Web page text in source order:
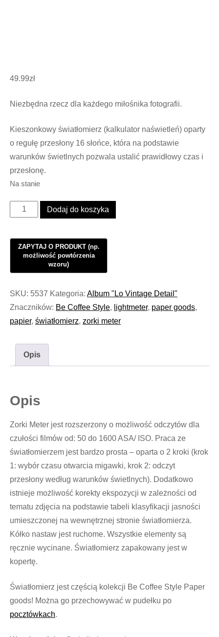
49.99zł
Niezbędna rzecz dla każdego miłośnika fotografii.
Kieszonkowy światłomierz (kalkulator naświetleń) oparty
o regułę przesłony 16 słońce, która na podstawie
warunków świetlnych pozwala ustalić prawidłowy czas i
przesłonę.
Na stanie
ilość
Światłomierz
Meter
Coffee
Style
Paper
Goods
#862
Dodaj do koszyka
SKU: 5537 Kategoria: Album "Lo Vintage Detail"
Znaczników: Be Coffee Style, lightmeter, paper goods,
papier, światłomierz, zorki meter
Opis
Opis
Zorki Meter jest rozszerzony o możliwość odczytów dla
czułości filmów od: 50 do 1600 ASA/ ISO. Praca ze
światłomierzem jest bardzo prosta – oparta o 2 kroki (krok
1: wybór czasu otwarcia migawki, krok 2: odczyt
przesłony według warunków świetlnych). Dodatkowo
istnieje możliwość korekty ekspozycji w zależności od
tematu zdjęcia na podstawie tabeli klasyfikacji jasności
umieszczonej na wewnętrznej stronie światłomierza.
Kółko nastaw jest ruchome. Wszystkie elementy są
ręcznie wycinane. Światłomierz zapakowany jest w
kopertę.
Światłomierz jest częścią kolekcji Be Coffee Style Paper
goods! Można go przechowywać w pudełku po
pocztówkach.